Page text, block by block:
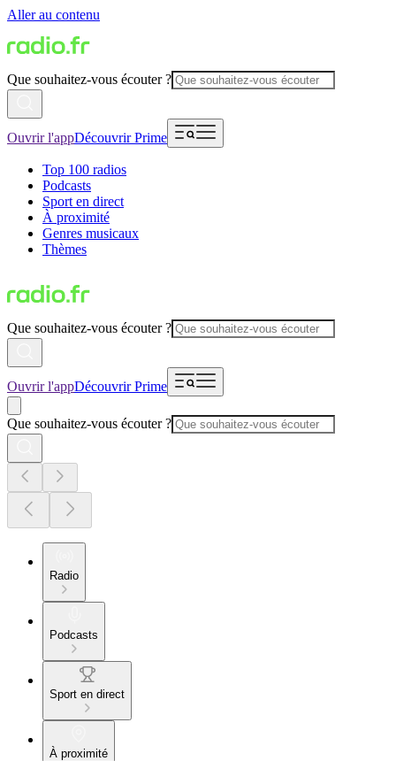
Aller au contenu
Que souhaitez-vous écouter ?
Ouvrir l'appDécouvrir Prime
Top 100 radios
Podcasts
Sport en direct
À proximité
Genres musicaux
Thèmes
Que souhaitez-vous écouter ?
Ouvrir l'appDécouvrir Prime
Que souhaitez-vous écouter ?
Radio
Podcasts
Sport en direct
À proximité